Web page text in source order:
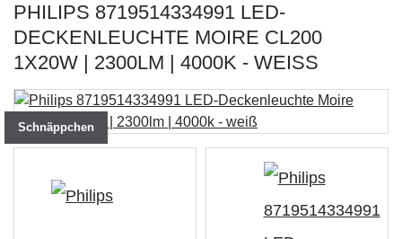
PHILIPS 8719514334991 LED-
DECKENLEUCHTE MOIRE CL200
1X20W | 2300LM | 4000K - WEISS
Schnäppchen